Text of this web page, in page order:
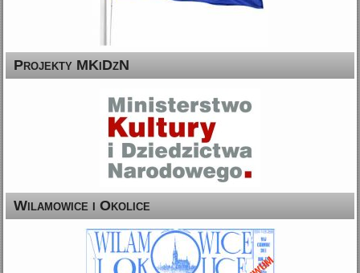
Projekty MKiDzN
Wilamowice i Okolice